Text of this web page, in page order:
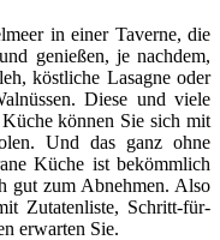
in einer Taverne, die
genießen, je nachdem,
köstliche Lasagne oder
Diese und viele
können Sie sich mit
Und das ganz ohne
Küche ist bekömmlich
gut zum Abnehmen. Also
Zutatenliste, Schritt-für-
erwarten Sie.